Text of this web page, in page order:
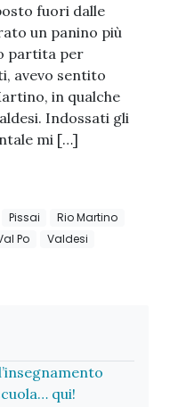
fuori dalle
un panino più
partita per
avevo sentito
in qualche
Indossati gli
mi […]
Pissai
Rio Martino
Po Valdesi
qui!